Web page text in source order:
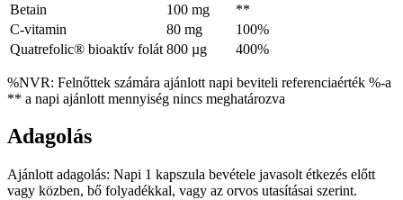
Betain
100 mg
**
C-vitamin
80 mg
100%
Quatrefolic® bioaktív folát 800 µg 400%
%NVR: Felnőttek számára ajánlott napi beviteli referenciaérték %-a
** a napi ajánlott mennyiség nincs meghatározva
Adagolás
Ajánlott adagolás: Napi 1 kapszula bevétele javasolt étkezés előtt
vagy közben, bő folyadékkal, vagy az orvos utasításai szerint.